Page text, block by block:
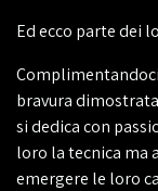
Ed ecco parte dei
bravura
si dedica con
loro la tecnica ma
emergere le loro